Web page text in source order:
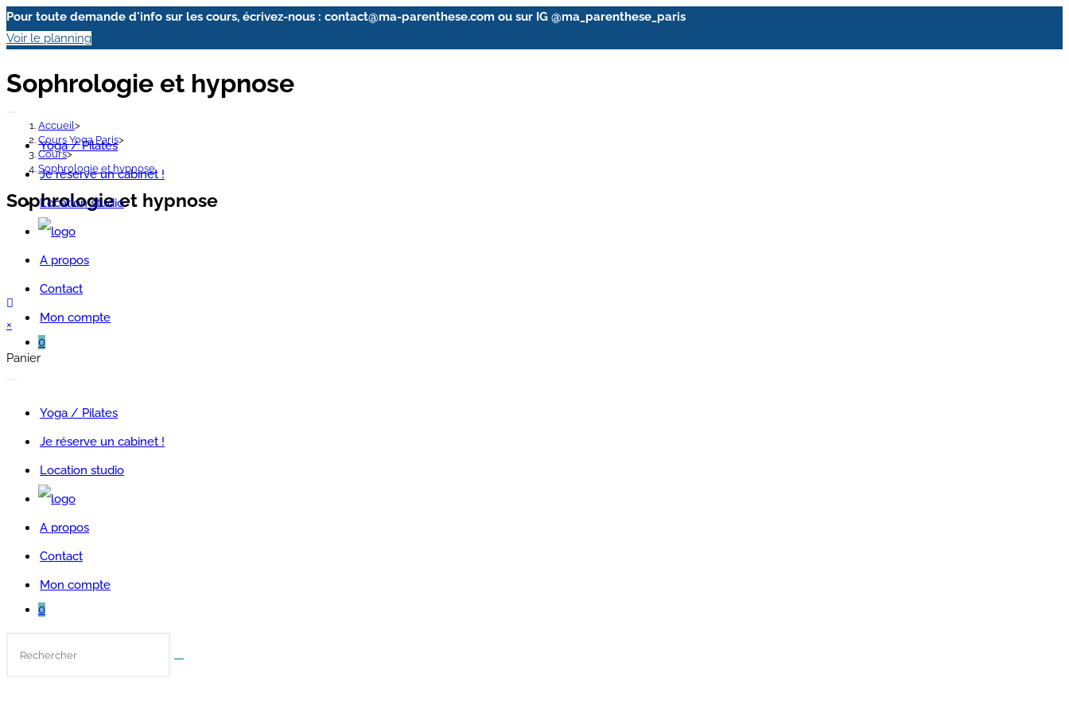
Pour toute demande d'info sur les cours, écrivez-nous : contact@ma-parenthese.com ou sur IG @ma_parenthese_paris
Voir le planning
Skip
content
Yoga / Pilates
Je réserve un cabinet !
Location studio
A propos
Contact
Mon compte
0
Yoga / Pilates
Je réserve un cabinet !
Location studio
A propos
Contact
Mon compte
0
Sophrologie et hypnose
Accueil >
Cours Yoga Paris>
Cours>
Sophrologie et hypnose
Sophrologie et hypnose
×
Panier